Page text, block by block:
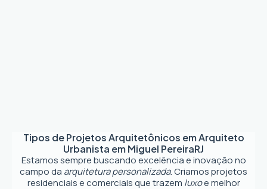
Tipos de Projetos Arquitetônicos emArquiteto
Urbanista em Miguel PereiraRJ
Estamos sempre buscando excelência e inovação no
campo da arquitetura personalizada. Criamos projetos
residenciais e comerciais que trazem luxoe melhor